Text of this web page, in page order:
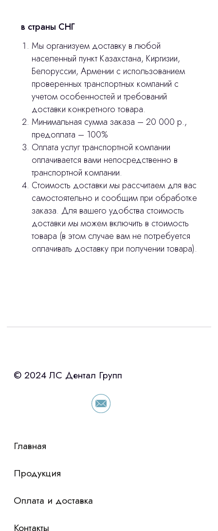
в страны СНГ
Мы организуем доставку в любой
населенный пункт Казахстана, Киргизии,
Белоруссии, Армении с использованием
проверенных транспортных компаний с
учетом особенностей и требований
доставки конкретного товара.
Минимальная сумма заказа – 20 000 р.,
предоплата – 100%
Оплата услуг транспортной компании
оплачивается вами непосредственно в
транспортной компании.
Стоимость доставки мы рассчитаем для вас
самостоятельно и сообщим при обработке
заказа. Для вашего удобства стоимость
доставки мы можем включить в стоимость
товара (в этом случае вам не потребуется
оплачивать доставку при получении товара).
Интересует лизинг?
«Уралпромлизинг» подберем выгодные
условия по лизингу оборудования,
просто оставьте контакты чтобы мы
сориентировали по условиям
сделано
3D печать
Изготовление хирургических шаблонов
Политика конфиденциальности
Контакты
stasicus